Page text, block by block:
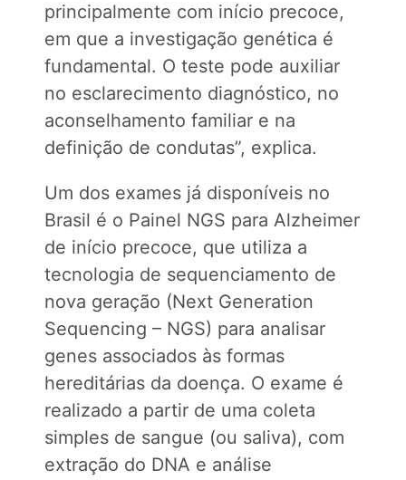
principalmente com início precoce,
em que a investigação genética é
fundamental. O teste pode auxiliar
no esclarecimento diagnóstico, no
aconselhamento familiar e na
definição de condutas”, explica.
Um dos exames já disponíveis no
Brasil é o Painel NGS para Alzheimer
de início precoce, que utiliza a
tecnologia de sequenciamento de
nova geração (Next Generation
Sequencing – NGS) para analisar
genes associados às formas
hereditárias da doença. O exame é
realizado a partir de uma coleta
simples de sangue (ou saliva), com
extração do DNA e análise